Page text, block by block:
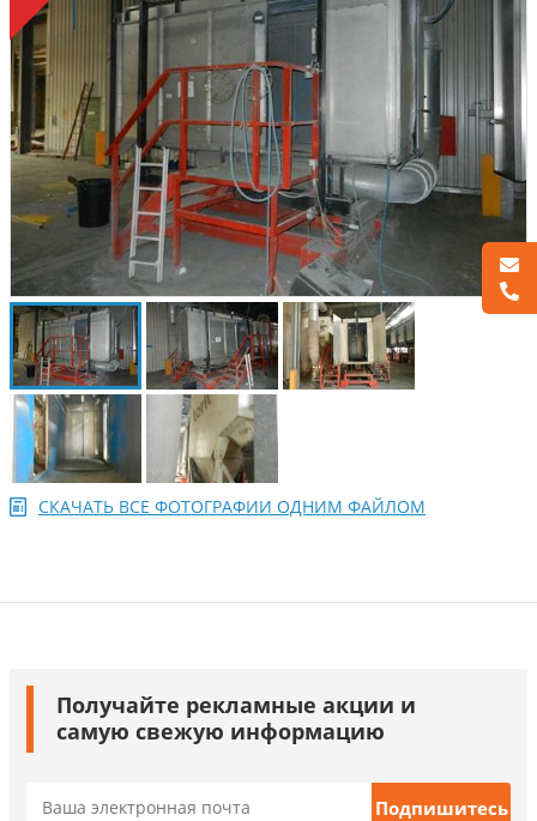
СКАЧАТЬ ВСЕ ФОТОГРАФИИ ОДНИМ ФАЙЛОМ
Получайте рекламные акции и
самую свежую информацию